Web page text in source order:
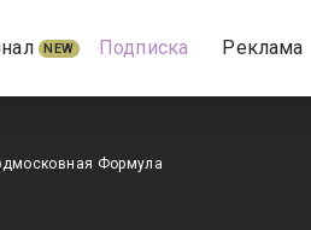
NEW Подписка Реклама
Формула